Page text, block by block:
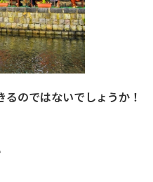
のではないでしょうか！